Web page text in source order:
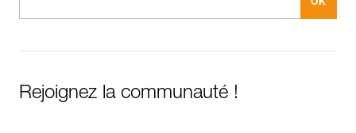
Rejoignez la communauté !